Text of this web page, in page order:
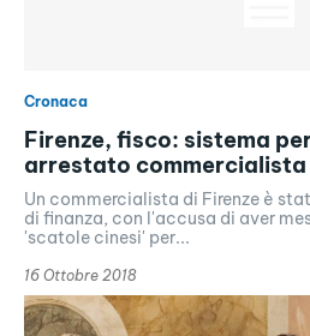
Cronaca
Firenze, fisco: sistema
arrestato commercialista
Un commercialista di Firenze è
di finanza, con l'accusa di aver
'scatole cinesi' per...
16 Ottobre 2018